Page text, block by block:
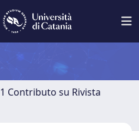
1 Contributo su Rivista